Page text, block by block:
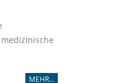
MEHR...